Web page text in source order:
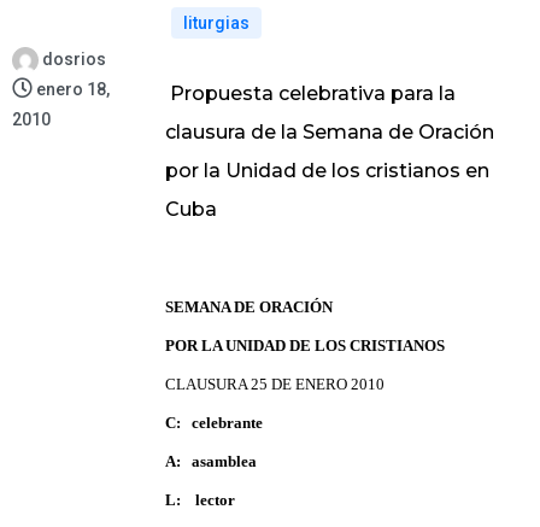
dosrios
enero 18,
2010
liturgias
Propuesta celebrativa para la
clausura de la Semana de Oración
por la Unidad de los cristianos en
Cuba
SEMANA DE ORACIÓN
POR LA UNIDAD DE LOS CRISTIANOS
CLAUSURA 25 DE ENERO 2010
C: celebrante
A: asamblea
L: lector